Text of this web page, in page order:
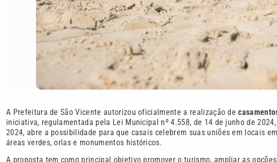
A Prefeitura de São Vicente autorizou oficialmente a realização de
iniciativa, regulamentada pela Lei Municipal nº 4.558, de 14 de junho de
2024, abre a possibilidade para que casais celebrem suas uniões em locais
áreas verdes, orlas e monumentos históricos.
A proposta tem como principal objetivo promover o turismo, ampliar as